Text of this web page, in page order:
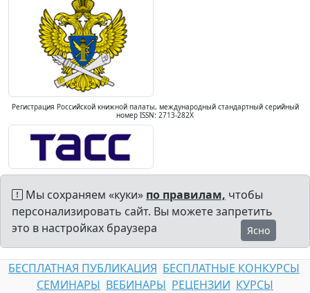
Регистрация Российской книжной палаты, международный стандартный серийный
номер ISSN: 2713-282X
Мы сохраняем «куки» по правилам, чтобы
персонализировать сайт. Вы можете запретить
это в настройках браузера
Ясно
БЕСПЛАТНАЯ ПУБЛИКАЦИЯ БЕСПЛАТНЫЕ КОНКУРСЫ
СЕМИНАРЫ ВЕБИНАРЫ РЕЦЕНЗИИ КУРСЫ